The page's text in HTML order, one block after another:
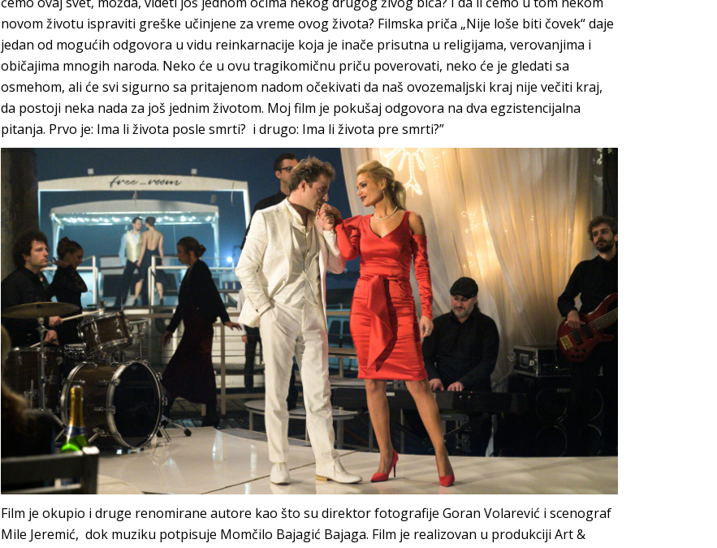
novom životu ispraviti greške učinjene za vreme ovog života? Filmska priča „Nije loše biti čovek“ daje
jedan od mogućih odgovora u vidu reinkarnacije koja je inače prisutna u religijama, verovanjima i
običajima mnogih naroda. Neko će u ovu tragikomičnu priču poverovati, neko će je gledati sa
osmehom, ali će svi sigurno sa pritajenom nadom očekivati da naš ovozemaljski kraj nije večiti kraj,
da postoji neka nada za još jednim životom. Moj film je pokušaj odgovora na dva egzistencijalna
pitanja. Prvo je: Ima li života posle smrti? i drugo: Ima li života pre smrti?”
Film je okupio i druge renomirane autore kao što su direktor fotografije Goran Volarević i scenograf
Mile Jeremić, dok muziku potpisuje Momčilo Bajagić Bajaga. Film je realizovan u produkciji Art &